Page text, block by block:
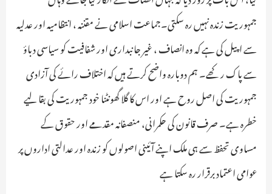
جمہوریت زندہ نہیں رہ سکتی۔جماعت اسلامی نے مقننہ ، انتظامیہ اور عدلیہ
سے اپیل کی ہے کہ وہ انصاف ، غیر جانبداری اور شفافیت کو سیاسی دباؤ
سے پاک رکھے۔ ہم دوبارہ واضح کرتے ہیں کہ اختلاف رائے کی آزادی
جمہوریت کی اصل روح ہے اور اس کا گلا گھونٹنا خود جمہوریت کی بقا لیے
خطرہ ہے۔ صرف قانون کی حکمرانی، منصفانہ مقدمے اور حقوق کے
مساوی تحفظ سے ہی ملک اپنے آئینی اصولوں کو زندہ اور عدالتی اداروں پر
عوامی اعتماد برقرار رہ سکتا ہے